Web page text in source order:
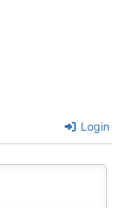
Login